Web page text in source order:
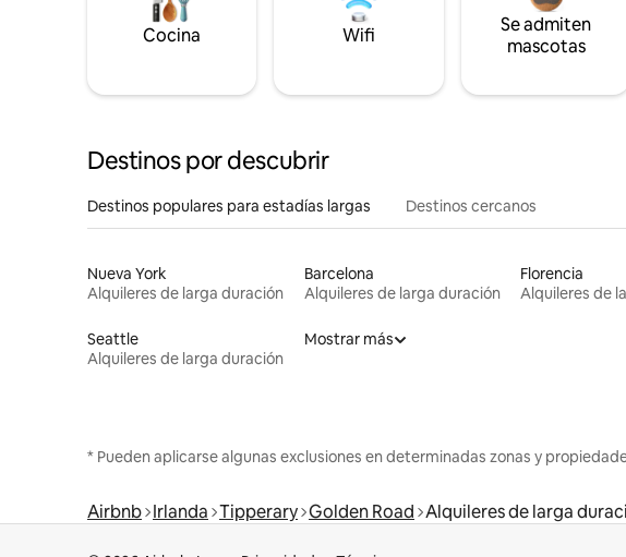
Cocina Wifi
Se admiten
mascotas
Destinos por descubrir
Destinos populares para estadías largas Destinos cercanos
Nueva York
Alquileres de larga duración
Barcelona
Alquileres de larga duración
Florencia
Alquileres de
Seattle
Alquileres de larga duración
Mostrar más
* Pueden aplicarse algunas exclusiones en determinadas zonas y
Airbnb Irlanda Tipperary Golden Road Alquileres de larga